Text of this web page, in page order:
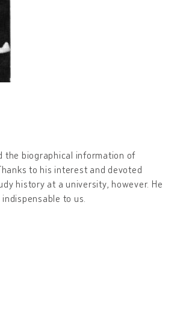
the biographical information of
to his interest and devoted
history at a university, however. He
to us.